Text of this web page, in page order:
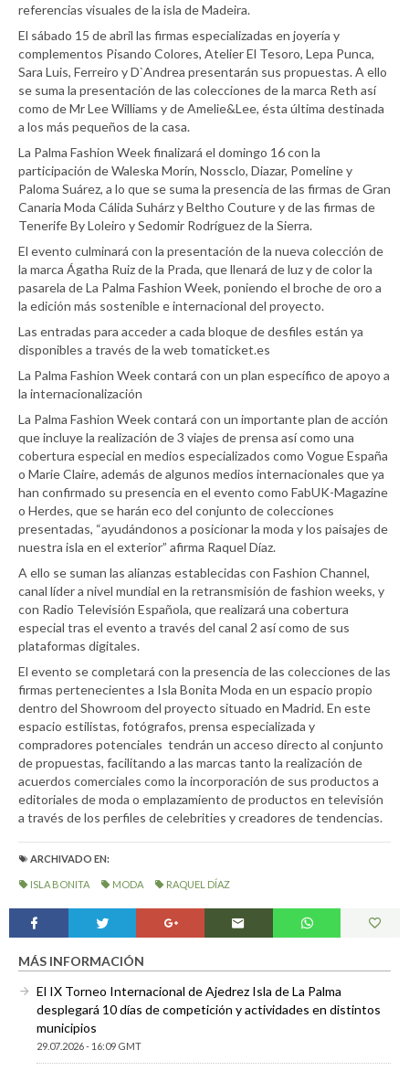
referencias visuales de la isla de Madeira.
El sábado 15 de abril las firmas especializadas en joyería y
complementos Pisando Colores, Atelier El Tesoro, Lepa Punca,
Sara Luis, Ferreiro y D`Andrea presentarán sus propuestas. A ello
se suma la presentación de las colecciones de la marca Reth así
como de Mr Lee Williams y de Amelie&Lee, ésta última destinada
a los más pequeños de la casa.
La Palma Fashion Week finalizará el domingo 16 con la
participación de Waleska Morín, Nossclo, Diazar, Pomeline y
Paloma Suárez, a lo que se suma la presencia de las firmas de Gran
Canaria Moda Cálida Suhárz y Beltho Couture y de las firmas de
Tenerife By Loleiro y Sedomir Rodríguez de la Sierra.
El evento culminará con la presentación de la nueva colección de
la marca Ágatha Ruiz de la Prada, que llenará de luz y de color la
pasarela de La Palma Fashion Week, poniendo el broche de oro a
la edición más sostenible e internacional del proyecto.
Las entradas para acceder a cada bloque de desfiles están ya
disponibles a través de la web tomaticket.es
La Palma Fashion Week contará con un plan específico de apoyo a
la internacionalización
La Palma Fashion Week contará con un importante plan de acción
que incluye la realización de 3 viajes de prensa así como una
cobertura especial en medios especializados como Vogue España
o Marie Claire, además de algunos medios internacionales que ya
han confirmado su presencia en el evento como FabUK-Magazine
o Herdes, que se harán eco del conjunto de colecciones
presentadas, “ayudándonos a posicionar la moda y los paisajes de
nuestra isla en el exterior” afirma Raquel Díaz.
A ello se suman las alianzas establecidas con Fashion Channel,
canal líder a nivel mundial en la retransmisión de fashion weeks, y
con Radio Televisión Española, que realizará una cobertura
especial tras el evento a través del canal 2 así como de sus
plataformas digitales.
El evento se completará con la presencia de las colecciones de las
firmas pertenecientes a Isla Bonita Moda en un espacio propio
dentro del Showroom del proyecto situado en Madrid. En este
espacio estilistas, fotógrafos, prensa especializada y
compradores potenciales tendrán un acceso directo al conjunto
de propuestas, facilitando a las marcas tanto la realización de
acuerdos comerciales como la incorporación de sus productos a
editoriales de moda o emplazamiento de productos en televisión
a través de los perfiles de celebrities y creadores de tendencias.
ARCHIVADO EN:
ISLA BONITA MODA RAQUEL DÍAZ
MÁS INFORMACIÓN
El IX Torneo Internacional de Ajedrez Isla de La Palma
desplegará 10 días de competición y actividades en distintos
municipios
29.07.2026 - 16:09 GMT